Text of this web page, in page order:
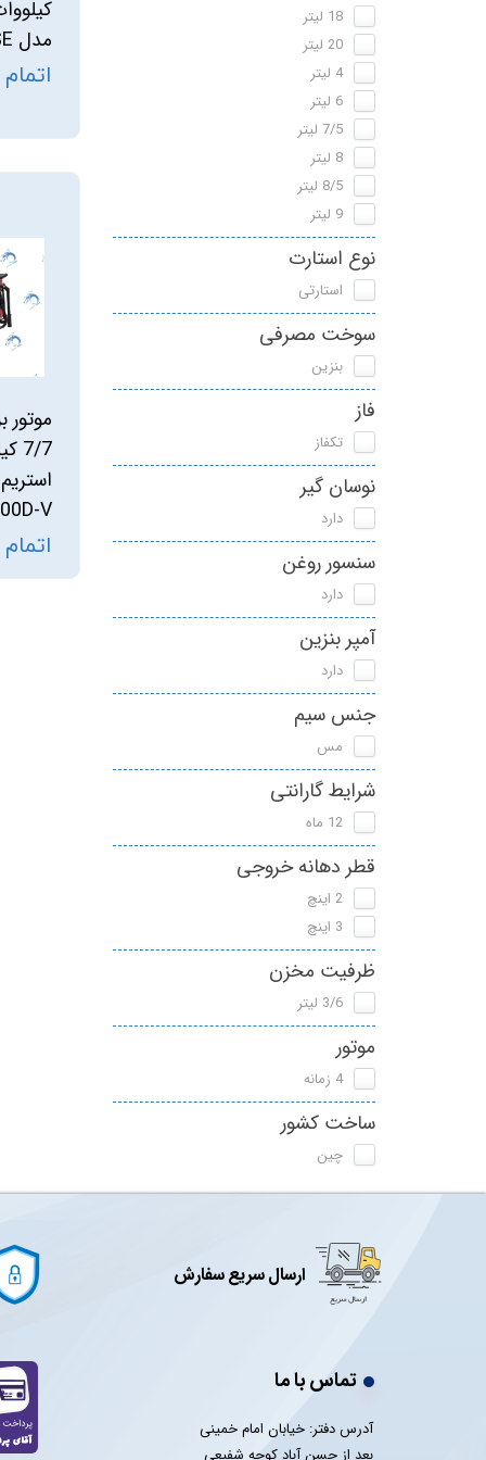
18 لیتر
20 لیتر
4 لیتر
6 لیتر
7/5 لیتر
8 لیتر
8/5 لیتر
9 لیتر
نوع استارت
استارتی
سوخت مصرفی
بنزین
فاز
تکفاز
نوسان گیر
دارد
سنسور روغن
دارد
آمپر بنزین
دارد
جنس سیم
مس
شرایط گارانتی
12 ماه
قطر دهانه خروجی
2 اینچ
3 اینچ
ظرفیت مخزن
3/6 لیتر
موتور
4 زمانه
ساخت کشور
چین
مدل ST4500iSE
موتور
7/
V
ارسال سریع سفارش
تماس با ما
آدرس دفتر: خیابان امام خمینی
بعد از حسن آباد کوچه شفیعی